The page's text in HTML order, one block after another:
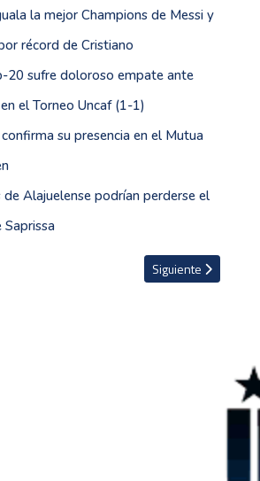
la mejor Champions de Messi y
récord de Cristiano
20 sufre doloroso empate ante
el Torneo Uncaf (1-1)
su presencia en el Mutua
de Alajuelense podrían perderse el
precio a la salida de Neymar del PSG
Artículo siguiente:
Siguiente